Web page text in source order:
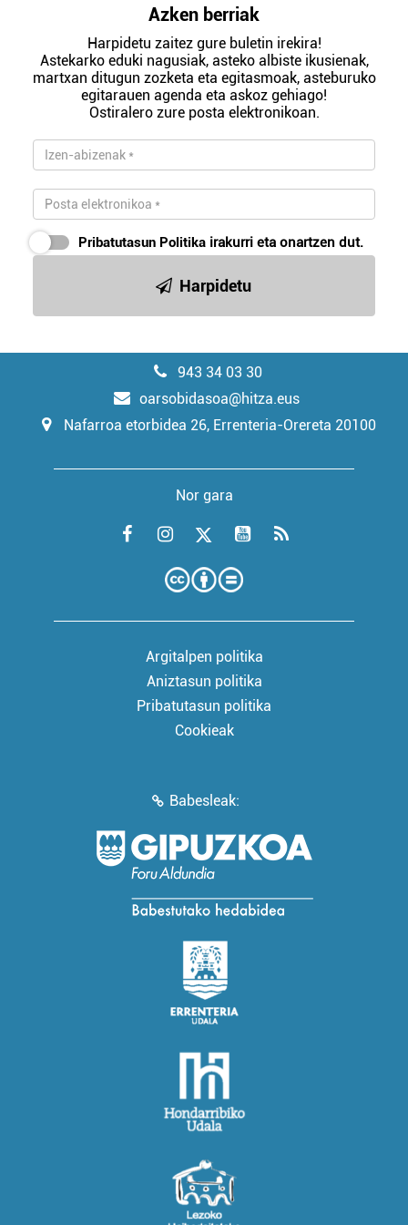
Azken berriak
Harpidetu zaitez gure buletin irekira!
Astekarko eduki nagusiak, asteko albiste ikusienak,
martxan ditugun zozketa eta egitasmoak, asteburuko
egitarauen agenda eta askoz gehiago!
Ostiralero zure posta elektronikoan.
Pribatutasun Politika irakurri eta onartzen dut.
Harpidetu
943 34 03 30
oarsobidasoa@hitza.eus
Nafarroa etorbidea 26, Errenteria-Orereta 20100
Nor gara
Argitalpen politika
Aniztasun politika
Pribatutasun politika
Cookieak
Babesleak: